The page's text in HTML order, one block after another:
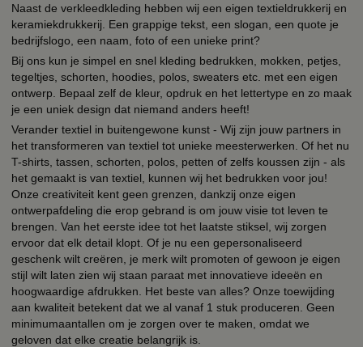
Naast de verkleedkleding hebben wij een eigen textieldrukkerij en
keramiekdrukkerij. Een grappige tekst, een slogan, een quote je
bedrijfslogo, een naam, foto of een unieke print?
Bij ons kun je simpel en snel kleding bedrukken, mokken, petjes,
tegeltjes, schorten, hoodies, polos, sweaters etc. met een eigen
ontwerp. Bepaal zelf de kleur, opdruk en het lettertype en zo maak
je een uniek design dat niemand anders heeft!
Verander textiel in buitengewone kunst - Wij zijn jouw partners in
het transformeren van textiel tot unieke meesterwerken. Of het nu
T-shirts, tassen, schorten, polos, petten of zelfs koussen zijn - als
het gemaakt is van textiel, kunnen wij het bedrukken voor jou!
Onze creativiteit kent geen grenzen, dankzij onze eigen
ontwerpafdeling die erop gebrand is om jouw visie tot leven te
brengen. Van het eerste idee tot het laatste stiksel, wij zorgen
ervoor dat elk detail klopt. Of je nu een gepersonaliseerd
geschenk wilt creëren, je merk wilt promoten of gewoon je eigen
stijl wilt laten zien wij staan paraat met innovatieve ideeën en
hoogwaardige afdrukken. Het beste van alles? Onze toewijding
aan kwaliteit betekent dat we al vanaf 1 stuk produceren. Geen
minimumaantallen om je zorgen over te maken, omdat we
geloven dat elke creatie belangrijk is.